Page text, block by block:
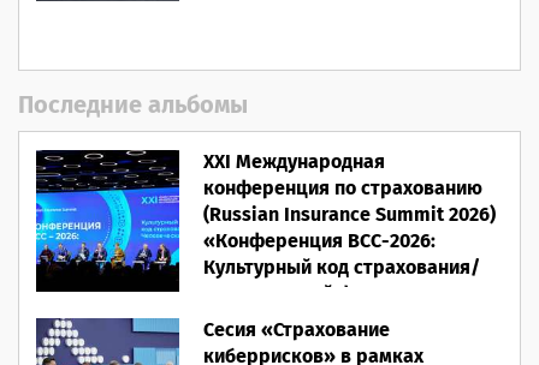
Последние альбомы
XXI Международная
конференция по страхованию
(Russian Insurance Summit 2026)
«Конференция ВСС-2026:
Культурный код страхования/
Человеческий фактор»
28.05.2026
Сесия «Страхование
киберрисков» в рамках